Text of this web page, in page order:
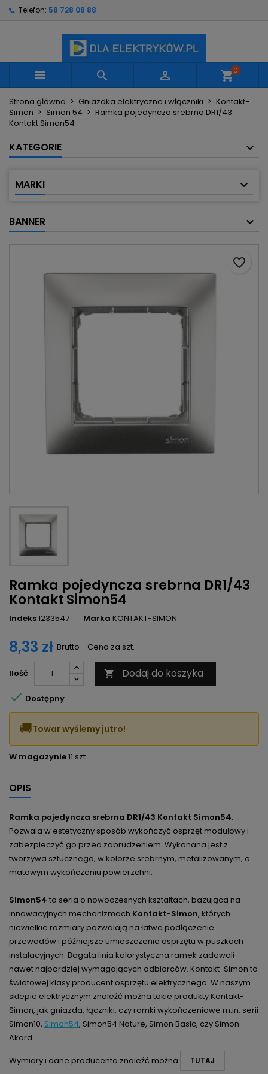
Telefon: 58 728 08 88
   shopping_cart0
Strona główna Gniazdka elektryczne i włączniki
Kontakt-
Simon
Simon 54
Ramka pojedyncza srebrna DR1/43
Kontakt Simon54
KATEGORIE
MARKI
BANNER
Ramka pojedyncza srebrna DR1/43
Kontakt Simon54
Indeks1233547 Marka KONTAKT-SIMON
8,33 zł Brutto - Cena za szt.
Ilość  Dodaj do koszyka
favorite_border
 Dostępny
🚚Towar wyślemy jutro!
W magazynie11 szt.
OPIS
Ramka pojedyncza srebrna DR1/43 Kontakt Simon54.
Pozwala w estetyczny sposób wykończyć osprzęt modułowy i
zabezpieczyć go przed zabrudzeniem. Wykonana jest z
tworzywa sztucznego, w kolorze srebrnym, metalizowanym, o
matowym wykończeniu powierzchni.
Simon54 to seria o nowoczesnych kształtach, bazująca na
innowacyjnych mechanizmach Kontakt-Simon, których
niewielkie rozmiary pozwalają na łatwe podłączenie
przewodów i późniejsze umieszczenie osprzętu w puszkach
instalacyjnych. Bogata linia kolorystyczna ramek zadowoli
nawet najbardziej wymagających odbiorców. Kontakt-Simon to
światowej klasy producent osprzętu elektrycznego. W naszym
sklepie elektrycznym znaleźć można takie produkty Kontakt-
Simon, jak gniazda, łączniki, czy ramki wykończeniowe m.in. serii
Simon10, Simon54, Simon54 Nature, Simon Basic, czy Simon
Akord.
Wymiary i dane producenta znaleźć można
TUTAJ
Utwórz nową listę
Nazwa listy życzeń
Anuluj Utwórz listę życzeń
Musisz być zalogowany by zapisać produkty na
swojej liście życzeń.
Anuluj Zaloguj się